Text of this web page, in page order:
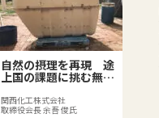
自然の摂理を再現 途
上国の課題に挑む無動
関西化工株式会社
取締役会長 余吾 俊氏